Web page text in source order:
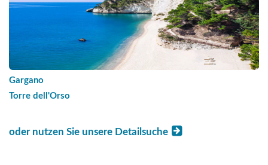
Gargano
Torre dell'Orso
oder nutzen Sie unsere Detailsuche